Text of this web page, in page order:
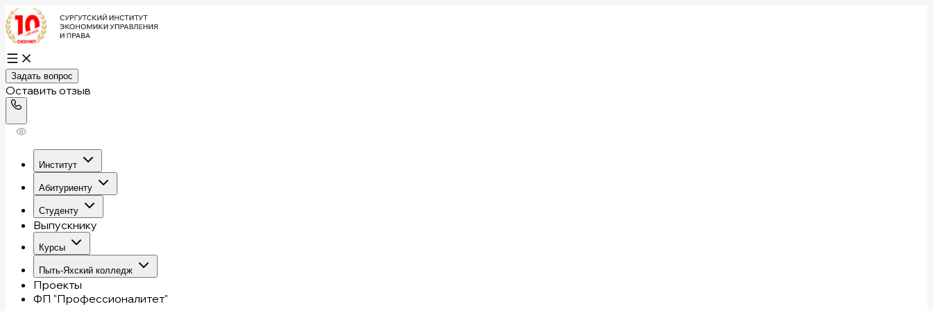
Задать вопрос
Оставить отзыв
Институт
Абитуриенту
Студенту
Выпускнику
Курсы
Пыть-Яхский колледж
Проекты
ФП "Профессионалитет"